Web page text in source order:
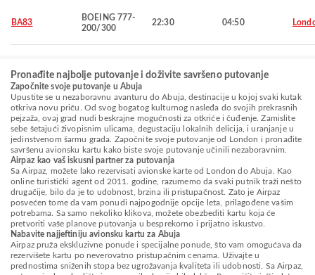
BA83
BOEING 777-
200/300
22:30 04:50
Pronađite najbolje putovanje i doživite savršeno putovanje
Započnite svoje putovanje u Abuja
Upustite se u nezaboravnu avanturu do Abuja, destinacije u kojoj svaki kutak
otkriva novu priču. Od svog bogatog kulturnog nasleđa do svojih prekrasnih
pejzaža, ovaj grad nudi beskrajne mogućnosti za otkriće i čuđenje. Zamislite
sebe šetajući živopisnim ulicama, degustaciju lokalnih delicija, i uranjanje u
jedinstvenom šarmu grada. Započnite svoje putovanje od London i pronađite
savršenu avionsku kartu kako biste svoje putovanje učinili nezaboravnim.
Airpaz kao vaš iskusni partner za putovanja
Sa Airpaz, možete lako rezervisati avionske karte od London do Abuja. Kao
online turistički agent od 2011. godine, razumemo da svaki putnik traži nešto
drugačije, bilo da je to udobnost, brzina ili pristupačnost. Zato je Airpaz
posvećen tome da vam ponudi najpogodnije opcije leta, prilagođene vašim
potrebama. Sa samo nekoliko klikova, možete obezbediti kartu koja će
pretvoriti vaše planove putovanja u besprekorno i prijatno iskustvo.
Nabavite najjeftiniju avionsku kartu za Abuja
Airpaz pruža ekskluzivne ponude i specijalne ponude, što vam omogućava da
rezervišete kartu po neverovatno pristupačnim cenama. Uživajte u
prednostima sniženih stopa bez ugrožavanja kvaliteta ili udobnosti. Sa Airpaz,